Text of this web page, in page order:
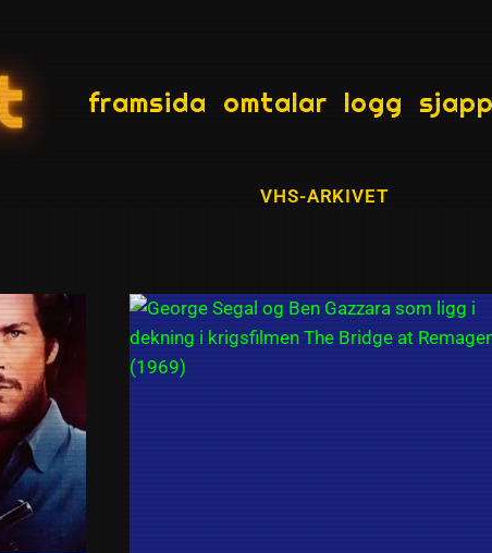
framsida omtalar logg
VHS-ARKIVET